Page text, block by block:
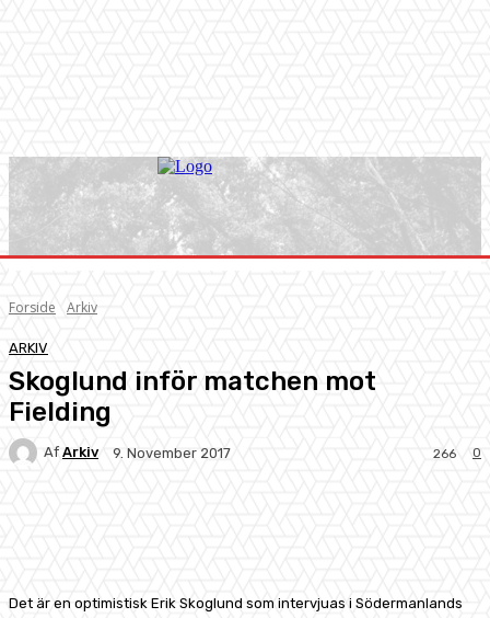
Forside Arkiv
ARKIV
Skoglund inför matchen mot
Fielding
Af Arkiv 9. November 2017 0
266
Det är en optimistisk Erik Skoglund som intervjuas i Södermanlands